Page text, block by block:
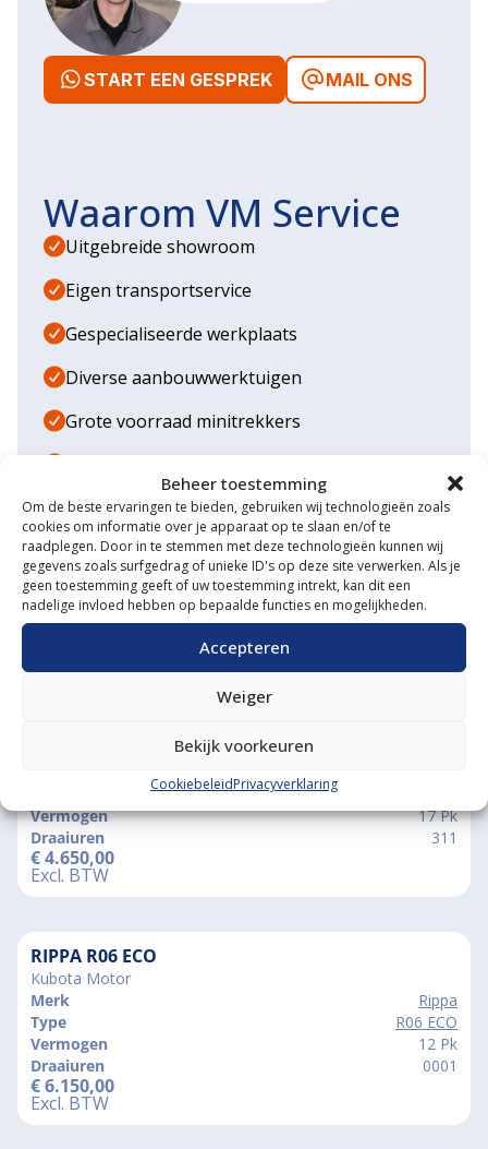
Beheer toestemming
Om de beste ervaringen te bieden, gebruiken wij technologieën zoals
cookies om informatie over je apparaat op te slaan en/of te
raadplegen. Door in te stemmen met deze technologieën kunnen wij
gegevens zoals surfgedrag of unieke ID's op deze site verwerken. Als je
geen toestemming geeft of uw toestemming intrekt, kan dit een
nadelige invloed hebben op bepaalde functies en mogelijkheden.
Accepteren
Weiger
Bekijk voorkeuren
CookiebeleidPrivacyverklaring
START EEN GESPREK MAIL ONS
Waarom VM Service
Uitgebreide showroom
Eigen transportservice
Gespecialiseerde werkplaats
Diverse aanbouwwerktuigen
Grote voorraad minitrekkers
Vergelijkbare producten
Iseki TX1410 4wd
Vermogen
17 Pk
Draaiuren
311
€4.650,00
Excl. BTW
RIPPA R06 ECO
Kubota Motor
Merk
Rippa
Type
R06 ECO
Vermogen
12 Pk
Draaiuren
0001
€6.150,00
Excl. BTW